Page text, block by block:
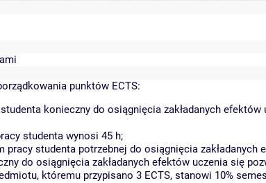
punktów ECTS:
konieczny do osiągnięcia zakładanych
studenta wynosi 45 h;
pracy studenta potrzebnej do osiągnięcia zakładanych
do osiągnięcia zakładanych efektów uczenia się
któremu przypisano 3 ECTS, stanowi 10%